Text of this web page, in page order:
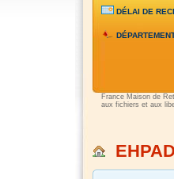
DÉLAI DE
France Maison de
aux fichiers et aux